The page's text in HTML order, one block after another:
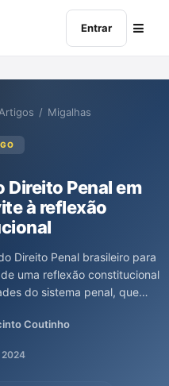
Entrar
Artigos / Migalhas
Direito Penal em
à reflexão
Direito Penal brasileiro para
uma reflexão constitucional
do sistema penal, que
convida a uma reavaliação
um modelo mais justo e
Coutinho
2024